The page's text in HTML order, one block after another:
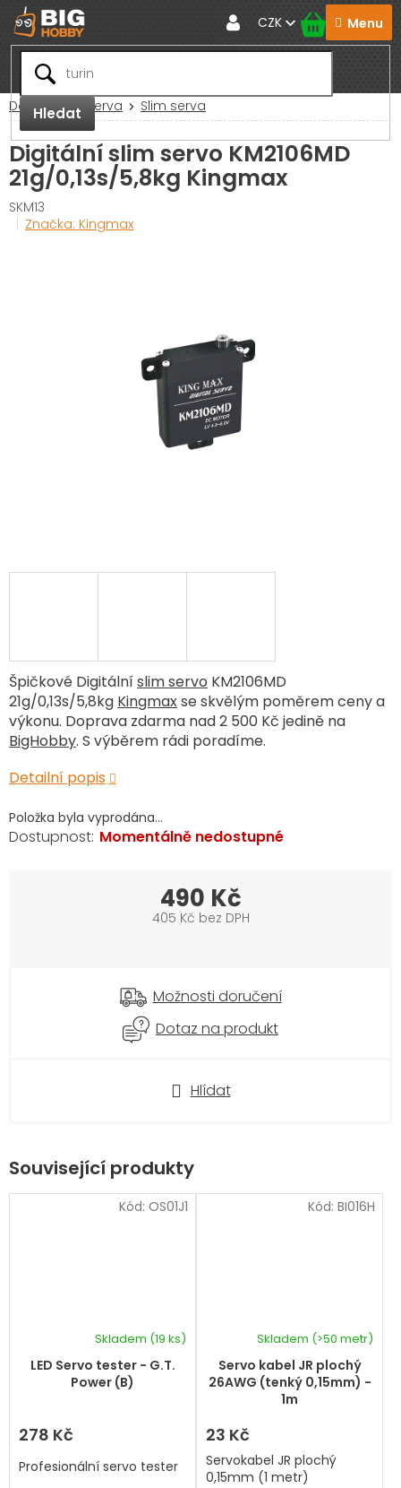
Přejít
na
obsah
Hledat
CZK
Domů RC Serva Slim serva
Digitální slim servo KM2106MD
21g/0,13s/5,8kg Kingmax
SKM13
Značka: Kingmax
Položka byla vyprodána…
Špičkové Digitálníslim servo KM2106MD
21g/0,13s/5,8kg Kingmaxse skvělým poměrem ceny a
výkonu. Doprava zdarma nad 2 500 Kč jedině na
BigHobby. S výběrem rádi poradíme.
Detailní popis
Hlídat
Momentálně nedostupné
490 Kč
405 Kč bez DPH
Možnosti doručení
Dotaz na produkt
Související produkty
LED Servo tester - G.T.
Power (B)
Skladem (19 ks)
278 Kč
Profesionální servo tester
Kód: OS01J1
Servo kabel JR plochý
26AWG (tenký 0,15mm) -
1m
Skladem (>50 metr)
23 Kč
Servokabel JR plochý
0,15mm (1 metr)
Kód: BI016H